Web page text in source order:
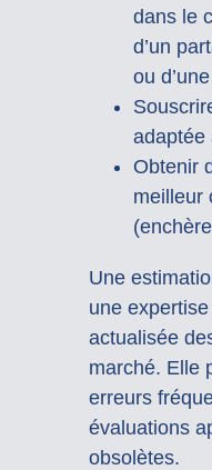
dans le
d’un
ou
adaptée
Obtenir
meilleur
Une
une
actualisée
marché. Elle
erreurs
évaluations
obsolètes.